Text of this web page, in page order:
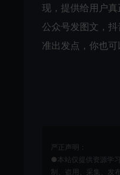
现，提供给用户
公众号发图文，
准出发点，你也可
严正声明：
●本站仅提供资源学
制、盗用、采集、发